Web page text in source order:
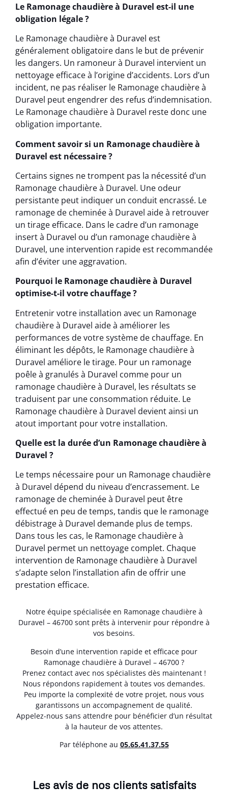
Le Ramonage chaudière à Duravel est-il une
obligation légale ?
Le Ramonage chaudière à Duravel est
généralement obligatoire dans le but de prévenir
les dangers. Un ramoneur à Duravel intervient un
nettoyage efficace à l’origine d’accidents. Lors d’un
incident, ne pas réaliser le Ramonage chaudière à
Duravel peut engendrer des refus d’indemnisation.
Le Ramonage chaudière à Duravel reste donc une
obligation importante.
Comment savoir si un Ramonage chaudière à
Duravel est nécessaire ?
Certains signes ne trompent pas la nécessité d’un
Ramonage chaudière à Duravel. Une odeur
persistante peut indiquer un conduit encrassé. Le
ramonage de cheminée à Duravel aide à retrouver
un tirage efficace. Dans le cadre d’un ramonage
insert à Duravel ou d’un ramonage chaudière à
Duravel, une intervention rapide est recommandée
afin d’éviter une aggravation.
Pourquoi le Ramonage chaudière à Duravel
optimise-t-il votre chauffage ?
Entretenir votre installation avec un Ramonage
chaudière à Duravel aide à améliorer les
performances de votre système de chauffage. En
éliminant les dépôts, le Ramonage chaudière à
Duravel améliore le tirage. Pour un ramonage
poêle à granulés à Duravel comme pour un
ramonage chaudière à Duravel, les résultats se
traduisent par une consommation réduite. Le
Ramonage chaudière à Duravel devient ainsi un
atout important pour votre installation.
Quelle est la durée d’un Ramonage chaudière à
Duravel ?
Le temps nécessaire pour un Ramonage chaudière
à Duravel dépend du niveau d’encrassement. Le
ramonage de cheminée à Duravel peut être
effectué en peu de temps, tandis que le ramonage
débistrage à Duravel demande plus de temps.
Dans tous les cas, le Ramonage chaudière à
Duravel permet un nettoyage complet. Chaque
intervention de Ramonage chaudière à Duravel
s’adapte selon l’installation afin de offrir une
prestation efficace.
Notre équipe spécialisée en Ramonage chaudière à
Duravel – 46700 sont prêts à intervenir pour répondre à
vos besoins.
Besoin d’une intervention rapide et efficace pour
Ramonage chaudière à Duravel – 46700 ?
Prenez contact avec nos spécialistes dès maintenant !
Nous répondons rapidement à toutes vos demandes.
Peu importe la complexité de votre projet, nous vous
garantissons un accompagnement de qualité.
Appelez-nous sans attendre pour bénéficier d’un résultat
à la hauteur de vos attentes.
Par téléphone au 05.65.41.37.55
Les avis de nos clients satisfaits